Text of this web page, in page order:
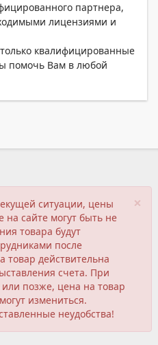
партнера,
лицензиями и
квалифицированные
помочь Вам в любой
×
ситуации, цены
на сайте могут быть не
товара будут
после
товар действительна
счета. При
позже, цена на товар
измениться.
неудобства!